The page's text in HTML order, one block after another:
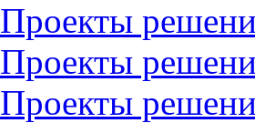
Проекты
Проекты
Проекты